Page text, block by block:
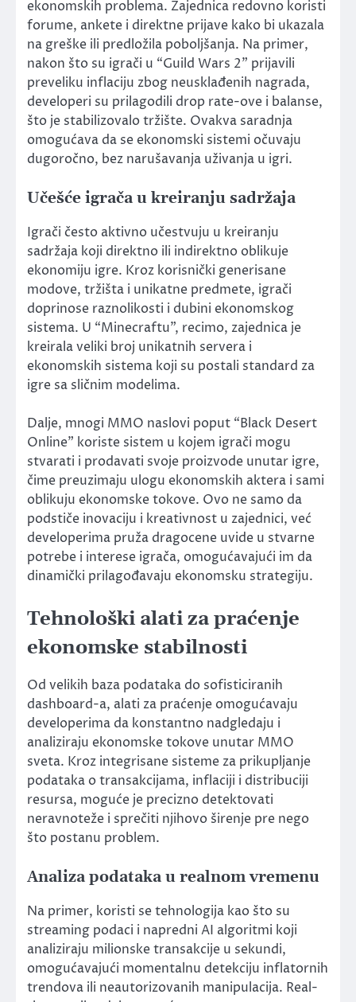
ekonomskih problema. Zajednica redovno koristi
forume, ankete i direktne prijave kako bi ukazala
na greške ili predložila poboljšanja. Na primer,
nakon što su igrači u “Guild Wars 2” prijavili
preveliku inflaciju zbog neusklađenih nagrada,
developeri su prilagodili drop rate-ove i balanse,
što je stabilizovalo tržište. Ovakva saradnja
omogućava da se ekonomski sistemi očuvaju
dugoročno, bez narušavanja uživanja u igri.
Učešće igrača u kreiranju sadržaja
Igrači često aktivno učestvuju u kreiranju
sadržaja koji direktno ili indirektno oblikuje
ekonomiju igre. Kroz korisnički generisane
modove, tržišta i unikatne predmete, igrači
doprinose raznolikosti i dubini ekonomskog
sistema. U “Minecraftu”, recimo, zajednica je
kreirala veliki broj unikatnih servera i
ekonomskih sistema koji su postali standard za
igre sa sličnim modelima.
Dalje, mnogi MMO naslovi poput “Black Desert
Online” koriste sistem u kojem igrači mogu
stvarati i prodavati svoje proizvode unutar igre,
čime preuzimaju ulogu ekonomskih aktera i sami
oblikuju ekonomske tokove. Ovo ne samo da
podstiče inovaciju i kreativnost u zajednici, već
developerima pruža dragocene uvide u stvarne
potrebe i interese igrača, omogućavajući im da
dinamički prilagođavaju ekonomsku strategiju.
Tehnološki alati za praćenje
ekonomske stabilnosti
Od velikih baza podataka do sofisticiranih
dashboard-a, alati za praćenje omogućavaju
developerima da konstantno nadgledaju i
analiziraju ekonomske tokove unutar MMO
sveta. Kroz integrisane sisteme za prikupljanje
podataka o transakcijama, inflaciji i distribuciji
resursa, moguće je precizno detektovati
neravnoteže i sprečiti njihovo širenje pre nego
što postanu problem.
Analiza podataka u realnom vremenu
Na primer, koristi se tehnologija kao što su
streaming podaci i napredni AI algoritmi koji
analiziraju milionske transakcije u sekundi,
omogućavajući momentalnu detekciju inflatornih
trendova ili neautorizovanih manipulacija. Real-